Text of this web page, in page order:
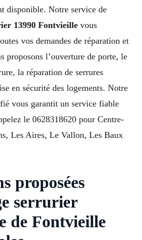
disponible. Notre service de
13990 Fontvieille vous
vos demandes de réparation et
proposons l’ouverture de porte, le
la réparation de serrures
en sécurité des logements. Notre
vous garantit un service fiable
le 0628318620 pour Centre-
Les Aires, Le Vallon, Les Baux
proposées
serrurier
de Fontvieille